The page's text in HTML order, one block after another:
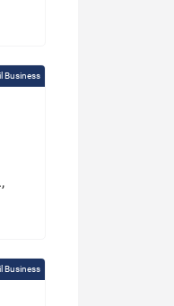
Business
Business